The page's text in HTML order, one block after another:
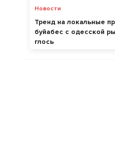
Новости
Тренд на локальные
буйабес с одесской
глось